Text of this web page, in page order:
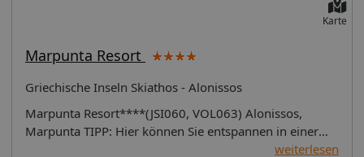
Karte
Marpunta Resort
Griechische Inseln Skiathos - Alonissos
Marpunta Resort****(JSI060, VOL063) Alonissos,
Marpunta TIPP: Hier können Sie entspannen in einer
weiterlesen